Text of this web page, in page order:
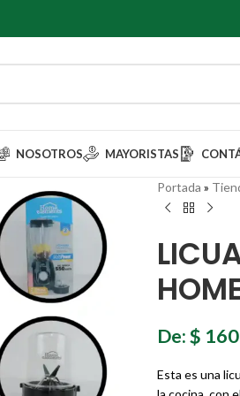
NOSOTROS MAYORISTAS
Portada »
De:$
Esta es una